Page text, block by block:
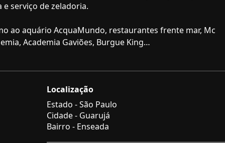
serviço de zeladoria.
ao aquário AcquaMundo, restaurantes frente mar, Mc
Academia Gaviões, Burgue King…
Localização
Estado -São Paulo
Cidade - Guarujá
Bairro - Enseada